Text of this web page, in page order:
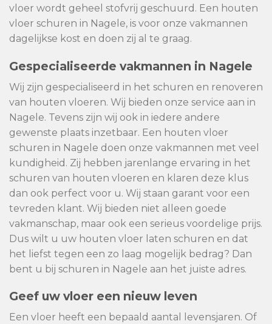
vloer wordt geheel stofvrij geschuurd. Een houten
vloer schuren in Nagele, is voor onze vakmannen
dagelijkse kost en doen zij al te graag.
Gespecialiseerde vakmannen in Nagele
Wij zijn gespecialiseerd in het schuren en renoveren
van houten vloeren. Wij bieden onze service aan in
Nagele. Tevens zijn wij ook in iedere andere
gewenste plaats inzetbaar. Een houten vloer
schuren in Nagele doen onze vakmannen met veel
kundigheid. Zij hebben jarenlange ervaring in het
schuren van houten vloeren en klaren deze klus
dan ook perfect voor u. Wij staan garant voor een
tevreden klant. Wij bieden niet alleen goede
vakmanschap, maar ook een serieus voordelige prijs.
Dus wilt u uw houten vloer laten schuren en dat
het liefst tegen een zo laag mogelijk bedrag? Dan
bent u bij schuren in Nagele aan het juiste adres.
Geef uw vloer een nieuw leven
Een vloer heeft een bepaald aantal levensjaren. Of